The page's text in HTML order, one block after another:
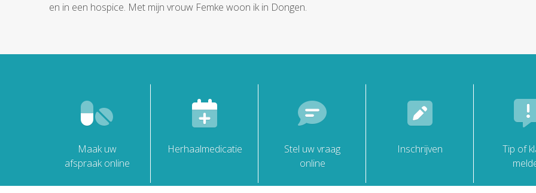
en in een hospice. Met mijn vrouw Femke woon ik in Dongen.
Maak uw
afspraak online
Herhaalmedicatie
Stel uw vraag
online
Inschrijven
Tip of